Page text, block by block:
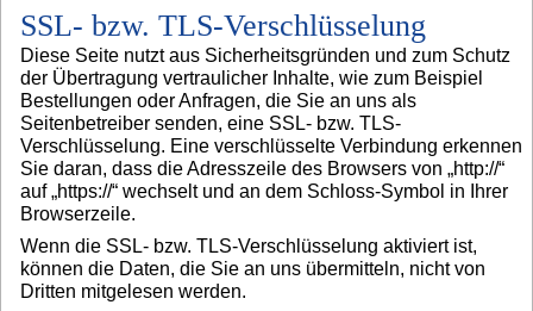
SSL- bzw. TLS-Verschlüsselung
Diese Seite nutzt aus Sicherheitsgründen und zum Schutz
der Übertragung vertraulicher Inhalte, wie zum Beispiel
Bestellungen oder Anfragen, die Sie an uns als
Seitenbetreiber senden, eine SSL- bzw. TLS-
Verschlüsselung. Eine verschlüsselte Verbindung erkennen
Sie daran, dass die Adresszeile des Browsers von „http://“
auf „https://“ wechselt und an dem Schloss-Symbol in Ihrer
Browserzeile.
Wenn die SSL- bzw. TLS-Verschlüsselung aktiviert ist,
können die Daten, die Sie an uns übermitteln, nicht von
Dritten mitgelesen werden.